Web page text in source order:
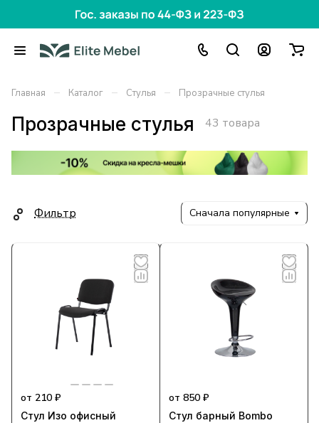
Главная – Каталог – Стулья – Прозрачные стулья
Прозрачные стулья 43 товара
Фильтр Сначала популярные
от 210 ₽
Стул Изо офисный
от 850 ₽
Стул барный Bombo